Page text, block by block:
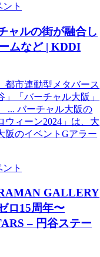
ト
ャルの街が融合し
ムなど | KDDI
都市連動型メタバース
」「バーチャル大阪」
... バーチャル大阪の
ウィーン2024」は、大
阪のイベントGアラー
ト
GALLERY
ロ15周年〜
– 円谷ステー